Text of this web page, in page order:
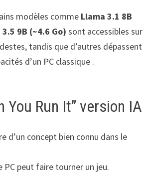
modèles comme Llama 3.1 8B
9B (~4.6 Go) sont accessibles sur
tandis que d’autres dépassent
d’un PC classique .
You Run It” version IA
d’un concept bien connu dans le
peut faire tourner un jeu.